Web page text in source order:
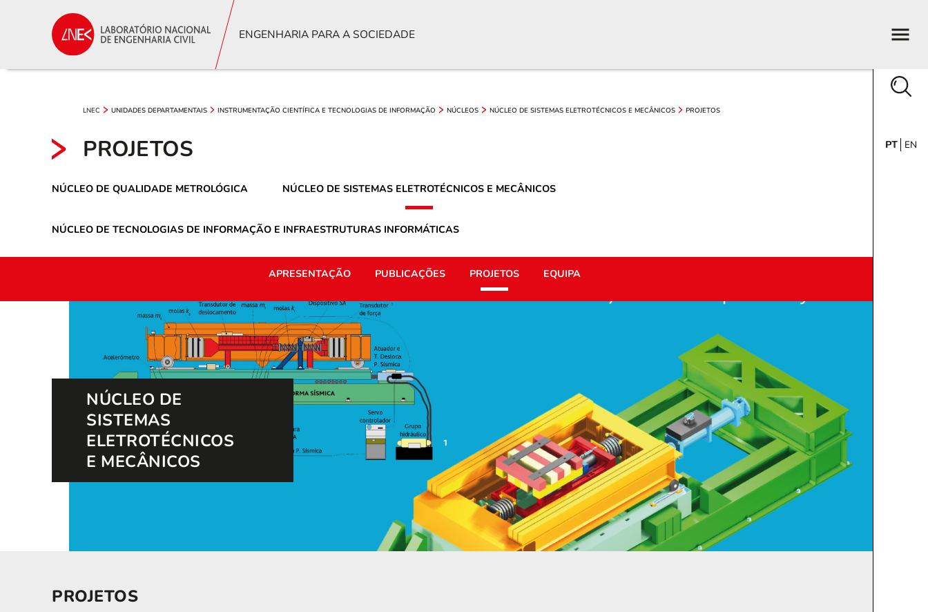
ENGENHARIA PARA A SOCIEDADE
PT EN
LNEC UNIDADES DEPARTAMENTAIS INSTRUMENTAÇÃO CIENTÍFICA E TECNOLOGIAS DE INFORMAÇÃO NÚCLEOS NÚCLEO DE SISTEMAS ELETROTÉCNICOS E MECÂNICOS PROJETOS
PROJETOS
NÚCLEO DE QUALIDADE METROLÓGICA NÚCLEO DE SISTEMAS ELETROTÉCNICOS E MECÂNICOS
NÚCLEO DE TECNOLOGIAS DE INFORMAÇÃO E INFRAESTRUTURAS INFORMÁTICAS
APRESENTAÇÃO PUBLICAÇÕES PROJETOS EQUIPA
NÚCLEO DE
SISTEMAS
ELETROTÉCNICOS
E MECÂNICOS
PROJETOS